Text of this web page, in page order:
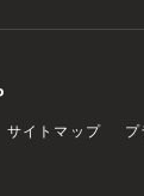
サイトマップ